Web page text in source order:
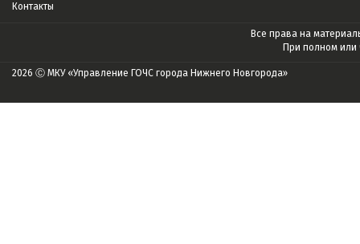
Контакты
Все права на
При полном или
2026 Ⓒ МКУ «Управление ГОЧС города Нижнего Новгорода»